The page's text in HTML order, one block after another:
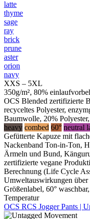
latte
thyme
sage
ray
brick
prune
aster
orion
navy
XXS – 5XL
350g/m², 80%
OCS Blended zertifizierte
recyceltes Polyester,
Baumwolle, 20%
heavy combed 60° neutral
Gefütterte Kapuze mit
Nackenband Ton-in-Ton,
Ärmeln und Bund,
zertifizierte vegane
Berechnung (Life Cycle
Umweltauswirkungen über
Größenlabel, 60°
Temperatur
OCS RCS Jogger Pants |